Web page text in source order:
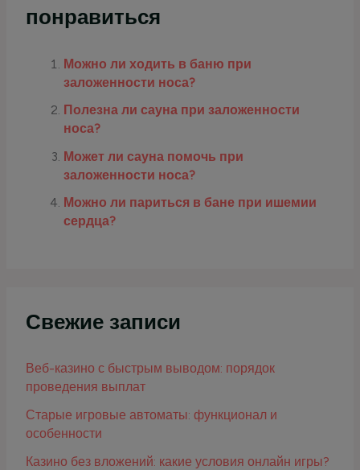
понравиться
Можно ли ходить в баню при
заложенности носа?
Полезна ли сауна при заложенности
носа?
Может ли сауна помочь при
заложенности носа?
Можно ли париться в бане при ишемии
сердца?
Свежие записи
Веб-казино с быстрым выводом: порядок
проведения выплат
Старые игровые автоматы: функционал и
особенности
Казино без вложений: какие условия онлайн игры?